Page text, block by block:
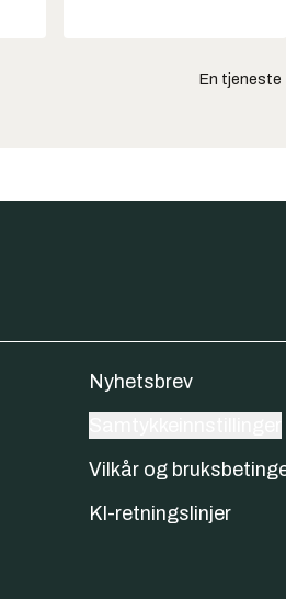
En tjeneste
Nyhetsbrev
Vilkår og
KI-retningslinjer